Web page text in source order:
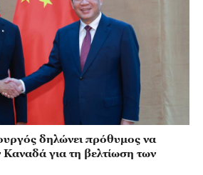
δηλώνει πρόθυμος να
Καναδά για τη βελτίωση των